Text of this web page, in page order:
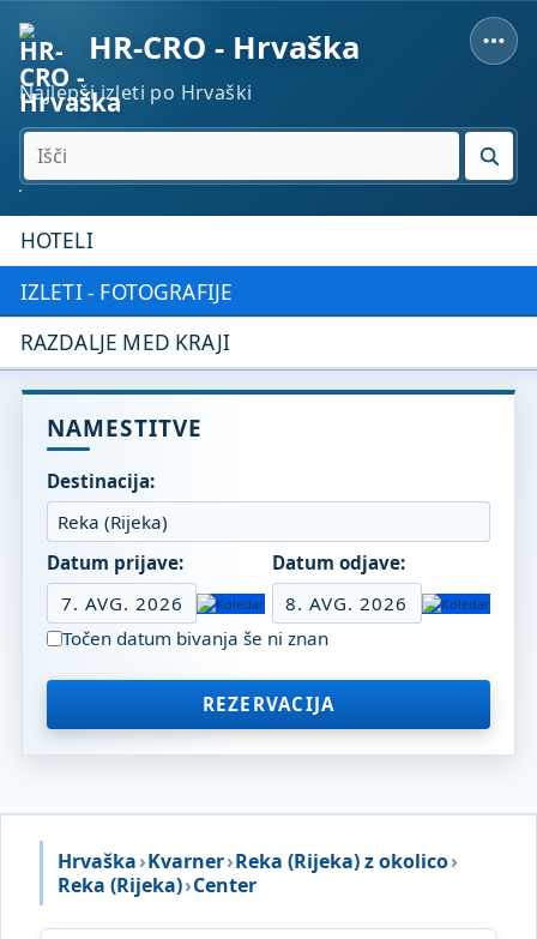
HR-CRO - Hrvaška
Najlepši izleti po Hrvaški
IŠČI
HOTELI
IZLETI - FOTOGRAFIJE
RAZDALJE MED KRAJI
NAMESTITVE
Destinacija:
Datum prijave:
7. AVG. 2026
Datum odjave:
8. AVG. 2026
Točen datum bivanja še ni znan
REZERVACIJA
Hrvaška›Kvarner›Reka (Rijeka) z okolico›
Reka (Rijeka)›Center